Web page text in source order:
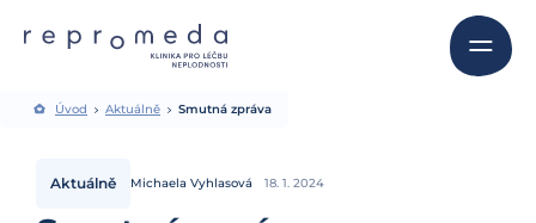
Úvod Aktuálně Smutná zpráva
Aktuálně Michaela Vyhlasová 18. 1. 2024